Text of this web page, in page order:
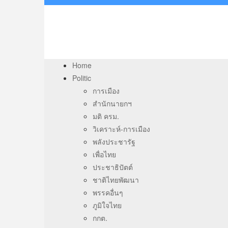
Home
Politic
การเมือง
สำนักนายกฯ
มติ ครม.
วิเคราะห์-การเมือง
พลังประชารัฐ
เพื่อไทย
ประชาธิปัตต์
ชาติไทยพัฒนา
พรรคอื่นๆ
ภูมิใจไทย
กกต.